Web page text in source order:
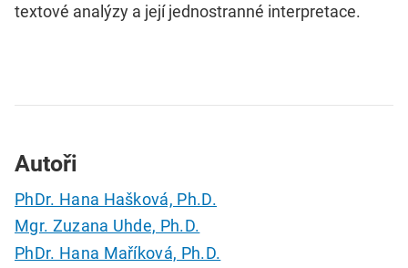
textové analýzy a její jednostranné interpretace.
Autoři
PhDr. Hana Hašková, Ph.D.
Mgr. Zuzana Uhde, Ph.D.
PhDr. Hana Maříková, Ph.D.